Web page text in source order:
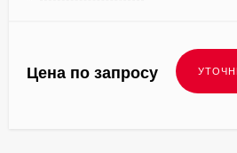
Цена по запросу